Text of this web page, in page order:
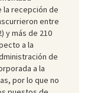
la recepción de
entre
y más de 210
a la
de
a la
por lo que no